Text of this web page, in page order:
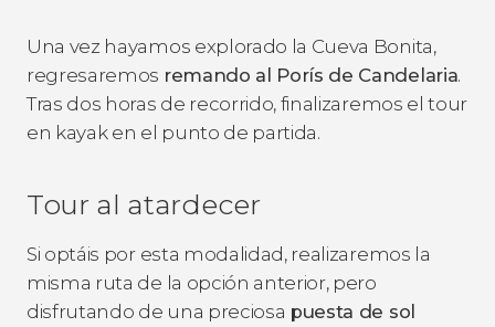
Una vez hayamos explorado la Cueva Bonita,
regresaremos remando al Porís de Candelaria.
Tras dos horas de recorrido, finalizaremos el tour
en kayak en el punto de partida.
Tour al atardecer
Si optáis por esta modalidad, realizaremos la
misma ruta de la opción anterior, pero
disfrutando de una preciosa puesta de sol